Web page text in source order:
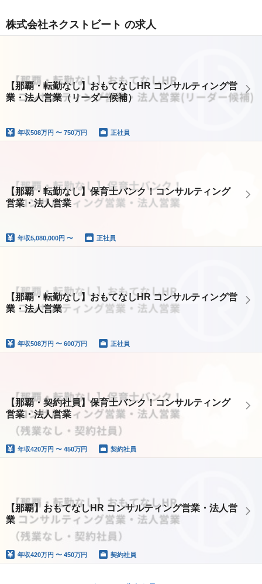
株式会社ネクストビート の求人
【那覇・転勤なし】おもてなしHR コンサルティング営
業・法人営業（リーダー候補）
年収508万円 〜 750万円 正社員
【那覇・転勤なし】保育士バンク！コンサルティング
営業・法人営業
年収5,080,000円 〜 正社員
【那覇・転勤なし】おもてなしHR コンサルティング営
業・法人営業
年収508万円 〜 600万円 正社員
【那覇・契約社員】保育士バンク！コンサルティング
営業・法人営業
年収420万円 〜 450万円 契約社員
【那覇】おもてなしHR コンサルティング営業・法人営
業
年収420万円 〜 450万円 契約社員